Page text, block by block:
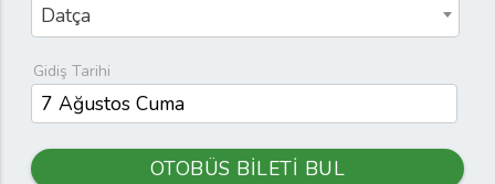
Datça
Gidiş Tarihi
OTOBÜS BİLETİ BUL